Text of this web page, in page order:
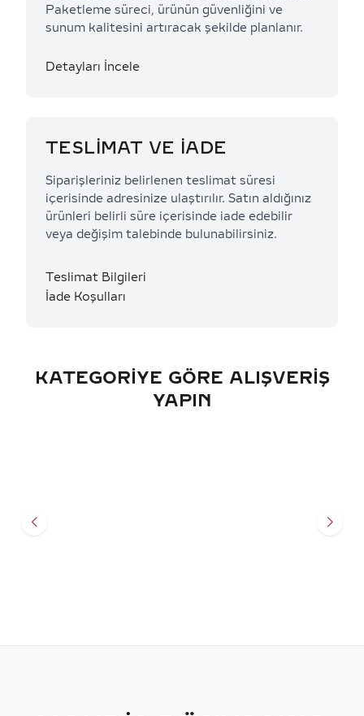
Paketleme süreci, ürünün güvenliğini ve
sunum kalitesini artıracak şekilde planlanır.
Detayları İncele
TESLİMAT VE İADE
Siparişleriniz belirlenen teslimat süresi
içerisinde adresinize ulaştırılır. Satın aldığınız
ürünleri belirli süre içerisinde iade edebilir
veya değişim talebinde bulunabilirsiniz.
Teslimat Bilgileri
İade Koşulları
KATEGORIYE GÖRE ALIŞVERIŞ
YAPIN